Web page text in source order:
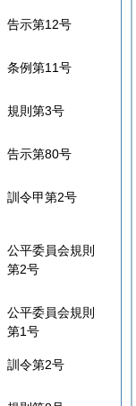
告示第12号
条例第11号
規則第3号
告示第80号
訓令甲第2号
公平委員会規則
第2号
公平委員会規則
第1号
訓令第2号